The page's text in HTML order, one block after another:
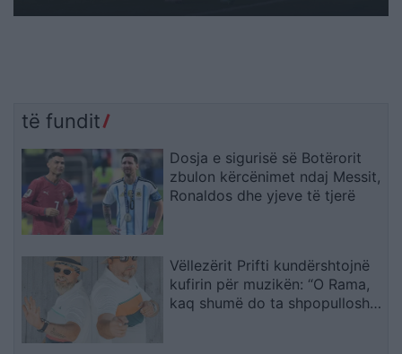
të fundit
Dosja e sigurisë së Botërorit
zbulon kërcënimet ndaj Messit,
Ronaldos dhe yjeve të tjerë
Vëllezërit Prifti kundërshtojnë
kufirin për muzikën: “O Rama,
kaq shumë do ta shpopullosh